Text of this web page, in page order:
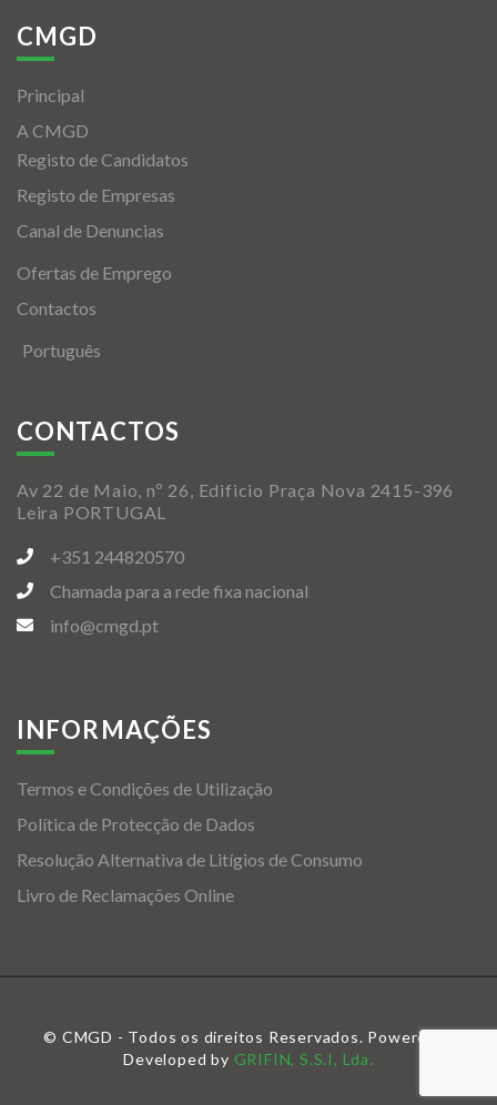
CMGD
Principal
A CMGD
Registo de Candidatos
Registo de Empresas
Canal de Denuncias
Ofertas de Emprego
Contactos
Português
CONTACTOS
Av 22 de Maio, nº 26, Edificio Praça Nova 2415-396
Leira PORTUGAL
+351 244820570
Chamada para a rede fixa nacional
info@cmgd.pt
INFORMAÇÕES
Termos e Condições de Utilização
Política de Protecção de Dados
Resolução Alternativa de Litígios de Consumo
Livro de Reclamações Online
© CMGD - Todos os direitos Reservados. Powered &
Developed by GRIFIN, S.S.I, Lda.